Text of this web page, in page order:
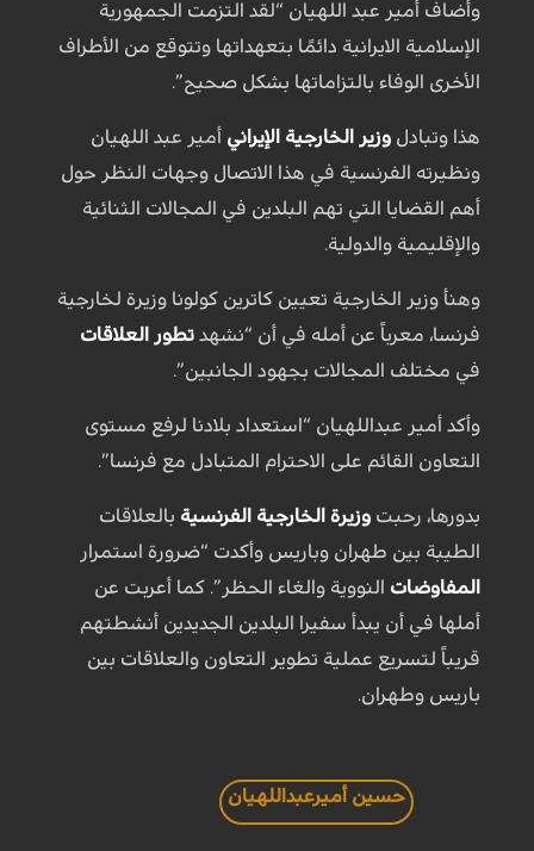
وأضاف أمير عبد اللهيان “لقد التزمت الجمهورية
الإسلامية الايرانية دائمًا بتعهداتها وتتوقع من الأطراف
الأخرى الوفاء بالتزاماتها بشكل صحيح”.
هذا وتبادل وزير الخارجية الإيراني أمير عبد اللهيان
ونظيرته الفرنسية في هذا الاتصال وجهات النظر حول
أهم القضايا التي تهم البلدين في المجالات الثنائية
والإقليمية والدولية.
وهنأ وزير الخارجية تعيين كاترين كولونا وزيرة لخارجية
فرنسا، معرباً عن أمله في أن “نشهد تطور العلاقات
في مختلف المجالات بجهود الجانبين”.
وأكد أمير عبداللهيان “استعداد بلادنا لرفع مستوى
التعاون القائم على الاحترام المتبادل مع فرنسا”.
بدورها، رحبت وزيرة الخارجية الفرنسية بالعلاقات
الطيبة بين طهران وباريس وأكدت “ضرورة استمرار
المفاوضات النووية والغاء الحظر”. كما أعربت عن
أملها في أن يبدأ سفيرا البلدين الجديدين أنشطتهم
قريباً لتسريع عملية تطوير التعاون والعلاقات بين
باريس وطهران.
حسين أميرعبداللهيان